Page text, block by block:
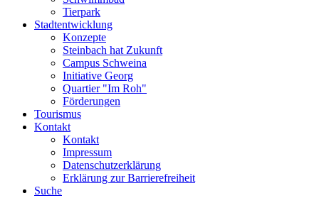
Tierpark
Stadtentwicklung
Konzepte
Steinbach hat Zukunft
Campus Schweina
Initiative Georg
Quartier "Im Roh"
Förderungen
Tourismus
Kontakt
Kontakt
Impressum
Datenschutzerklärung
Erklärung zur Barrierefreiheit
Suche